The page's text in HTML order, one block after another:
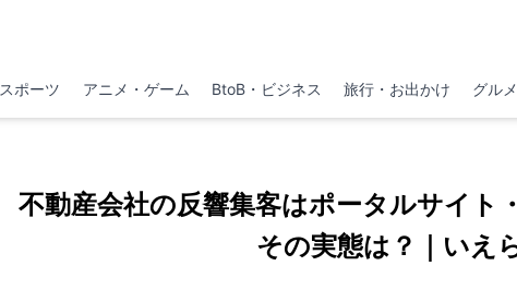
スポーツ アニメ・ゲーム BtoB・ビジネス 旅行・お出かけ グルメ
不動産会社の反響集客はポータルサイト
その実態は？｜いえ